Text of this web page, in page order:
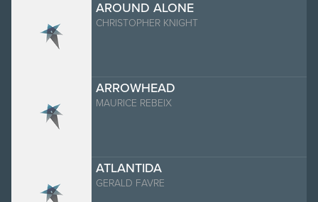
AROUND ALONE
CHRISTOPHER KNIGHT
ARROWHEAD
MAURICE REBEIX
ATLANTIDA
GERALD FAVRE